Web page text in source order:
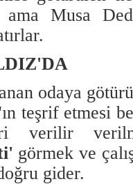
Musa
odaya
teşrif etmesi
verilir
görmek ve
gider.